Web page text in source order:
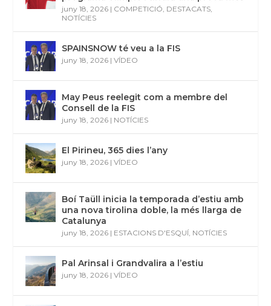
juny 18, 2026 | COMPETICIÓ, DESTACATS,
NOTÍCIES
SPAINSNOW té veu a la FIS
juny 18, 2026 |VÍDEO
May Peus reelegit com a membre del
Consell de la FIS
juny 18, 2026 | NOTÍCIES
El Pirineu, 365 dies l’any
juny 18, 2026 |VÍDEO
Boí Taüll inicia la temporada d’estiu amb
una nova tirolina doble, la més llarga de
Catalunya
juny 18, 2026 | ESTACIONS D'ESQUÍ, NOTÍCIES
Pal Arinsal i Grandvalira a l’estiu
juny 18, 2026 |VÍDEO